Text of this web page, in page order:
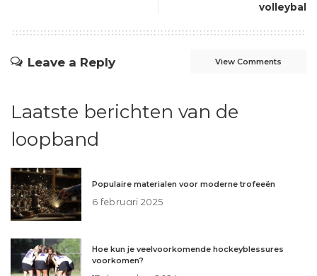
volleybal
Leave a Reply View Comments
Laatste berichten van de
loopband
Populaire materialen voor moderne trofeeën
6 februari 2025
Hoe kun je veelvoorkomende hockeyblessures
voorkomen?